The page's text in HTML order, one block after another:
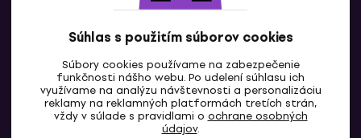
Súhlas s použitím súborov cookies
Súbory cookies používame na zabezpečenie
funkčnosti nášho webu. Po udelení súhlasu ich
využívame na analýzu návštevnosti a personalizáciu
reklamy na reklamných platformách tretích strán,
vždy v súlade s pravidlami o ochrane osobných
údajov.
SK